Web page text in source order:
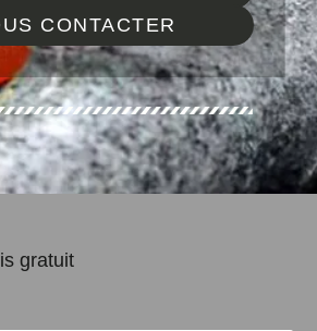
CONTACTER
gratuit